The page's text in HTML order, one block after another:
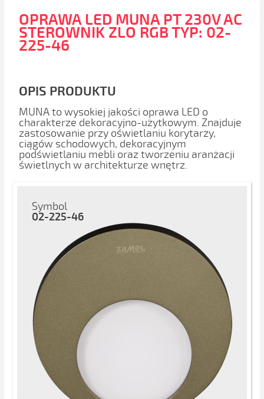
OPRAWA LED MUNA PT 230V AC
STEROWNIK ZLO RGB TYP: 02-
225-46
OPIS PRODUKTU
MUNA to wysokiej jakości oprawa LED o
charakterze dekoracyjno-użytkowym. Znajduje
zastosowanie przy oświetlaniu korytarzy,
ciągów schodowych, dekoracyjnym
podświetlaniu mebli oraz tworzeniu aranżacji
świetlnych w architekturze wnętrz.
Symbol
02-225-46